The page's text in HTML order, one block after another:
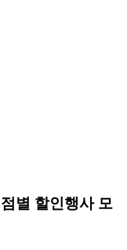
별 할인행사 모